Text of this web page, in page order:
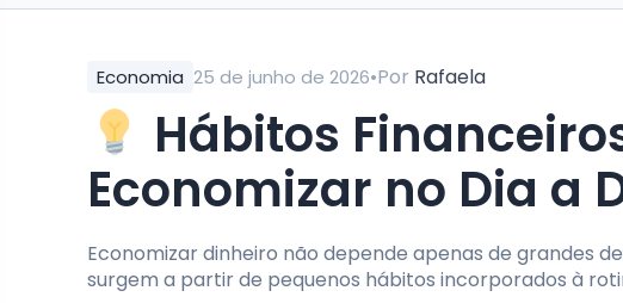
Economia 25 de junho de 2026•Por Rafaela
Hábitos
Economizar no Dia a
Economizar dinheiro não depende apenas de grandes
surgem a partir de pequenos hábitos incorporados à